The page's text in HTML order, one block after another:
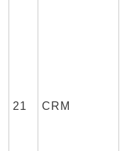
21 CRM